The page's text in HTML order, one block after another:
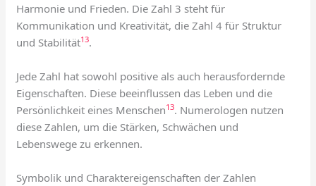
Harmonie und Frieden. Die Zahl 3 steht für
Kommunikation und Kreativität, die Zahl 4 für Struktur
und Stabilität13.
Jede Zahl hat sowohl positive als auch herausfordernde
Eigenschaften. Diese beeinflussen das Leben und die
Persönlichkeit eines Menschen13. Numerologen nutzen
diese Zahlen, um die Stärken, Schwächen und
Lebenswege zu erkennen.
Symbolik und Charaktereigenschaften der Zahlen